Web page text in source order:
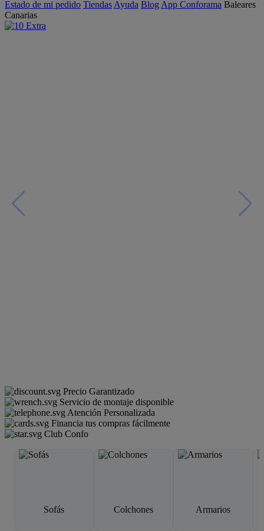
Estado de mi pedido Tiendas Ayuda Blog App Conforama Baleares
Canarias
Precio Garantizado
Servicio de montaje disponible
Atención Personalizada
Financia tus compras fácilmente
Club Confo
Sofás Colchones Armarios